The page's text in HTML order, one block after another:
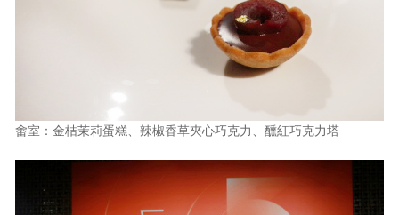
畬室：金桔茉莉蛋糕、辣椒香草夾心巧克力、醺紅巧克力塔